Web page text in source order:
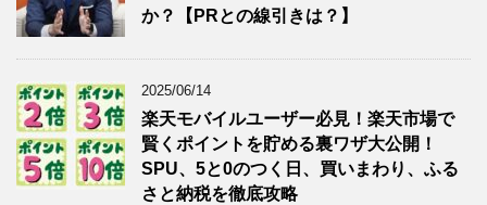
か？【PRとの線引きは？】
2025/06/14
楽天モバイルユーザー必見！楽天市場で
賢くポイントを貯める裏ワザ大公開！
SPU、5と0のつく日、買いまわり、ふる
さと納税を徹底攻略